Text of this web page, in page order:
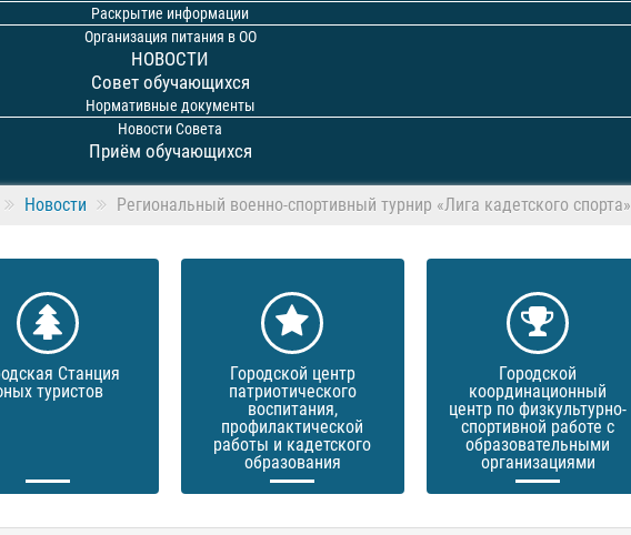
Раскрытие информации
Организация питания в ОО
НОВОСТИ
Совет обучающихся
Нормативные документы
Новости Совета
Приём обучающихся
Новости Региональный военно-спортивный турнир «Лига кадетского спорта»
Станция
туристов
Городской центр
патриотического
воспитания,
профилактической
работы и кадетского
образования
Городской
координационный
центр по физкультурно-
спортивной работе с
образовательными
организациями